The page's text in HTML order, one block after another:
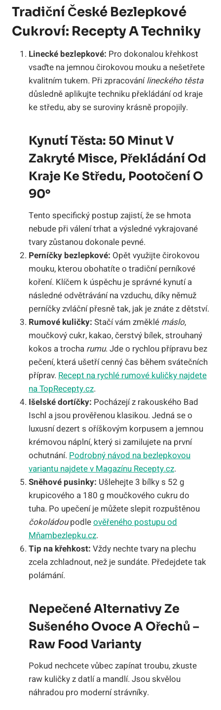
Tradiční České Bezlepkové
Cukroví: Recepty A Techniky
Linecké bezlepkové: Pro dokonalou křehkost
vsaďte na jemnou čirokovou mouku a nešetřete
kvalitním tukem. Při zpracovánílineckého těsta
důsledně aplikujte techniku překládání od kraje
ke středu, aby se suroviny krásně propojily.
Kynutí Těsta: 50 Minut V
Zakryté Misce, Překládání Od
Kraje Ke Středu, Pootočení O
90°
Tento specifický postup zajistí, že se hmota
nebude při válení trhat a výsledné vykrajované
tvary zůstanou dokonale pevné.
Perníčky bezlepkové: Opět využijte čirokovou
mouku, kterou obohatíte o tradiční perníkové
koření. Klíčem k úspěchu je správné kynutí a
následné odvětrávání na vzduchu, díky němuž
perníčky zvláční přesně tak, jak je znáte z dětství.
Rumové kuličky: Stačí vám změklé máslo,
moučkový cukr, kakao, čerstvý bílek, strouhaný
kokos a trocha rumu. Jde o rychlou přípravu bez
pečení, která ušetří cenný čas během svátečních
příprav. Recept na rychlé rumové kuličky najdete
na TopRecepty.cz.
Išelské dortíčky: Pocházejí z rakouského Bad
Ischl a jsou prověřenou klasikou. Jedná se o
luxusní dezert s oříškovým korpusem a jemnou
krémovou náplní, který si zamilujete na první
ochutnání. Podrobný návod na bezlepkovou
variantu najdete v Magazínu Recepty.cz.
Sněhové pusinky: Ušlehejte 3 bílky s 52 g
krupicového a 180 g moučkového cukru do
tuha. Po upečení je můžete slepit rozpuštěnou
čokoládoupodleověřeného postupu od
Mňambezlepku.cz.
Tip na křehkost: Vždy nechte tvary na plechu
zcela zchladnout, než je sundáte. Předejdete tak
polámání.
Nepečené Alternativy Ze
Sušeného Ovoce A Ořechů –
Raw Food Varianty
Pokud nechcete vůbec zapínat troubu, zkuste
raw kuličky z datlí a mandlí. Jsou skvělou
náhradou pro moderní strávníky.